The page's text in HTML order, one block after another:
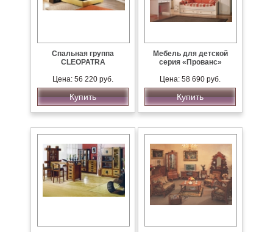
Спальная группа
CLEOPATRA
Цена: 56 220 руб.
Купить
Мебель для детской
серия «Прованс»
Цена: 58 690 руб.
Купить